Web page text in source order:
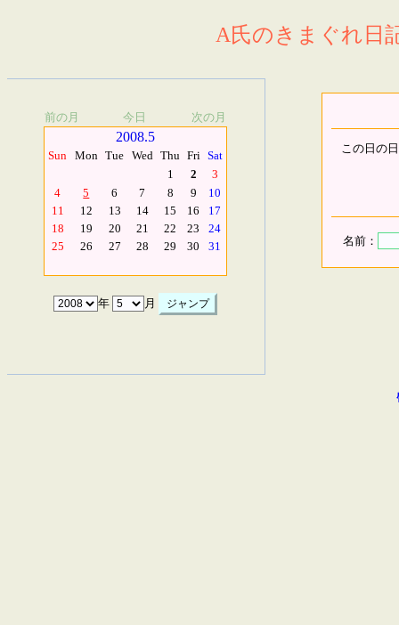
A氏のきまぐれ日
前の月 今日 次の月
2008.5
Sun Mon Tue Wed Thu Fri Sat
1
2
3
4
5 6 7 8 9
10
11
12 13 14 15 16
17
18
19 20 21 22 23
24
25
26 27 28 29 30 31
年 月
この日の
名前：